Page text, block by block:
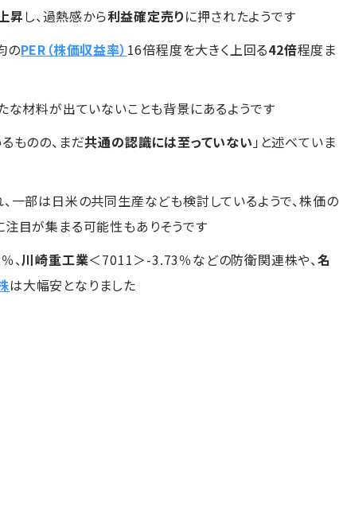
昇し、過熱感から利益確定売りに押されたようです
のPER（株価収益率） 16倍程度を大きく上回る42倍程度ま
な材料が出ていないことも背景にあるようです
ものの、まだ共通の認識には至っていない 」と述べていま
一部は日米の共同生産なども検討しているようで、株価の
目が集まる可能性もありそうです
、川崎重工業＜7011＞-3.73％などの防衛関連株や、名
は大幅安となりました